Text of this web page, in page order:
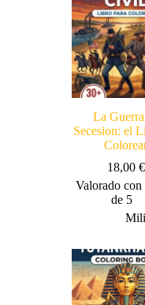
La
Secesion: el
18,00 €
Valorado con
de 5